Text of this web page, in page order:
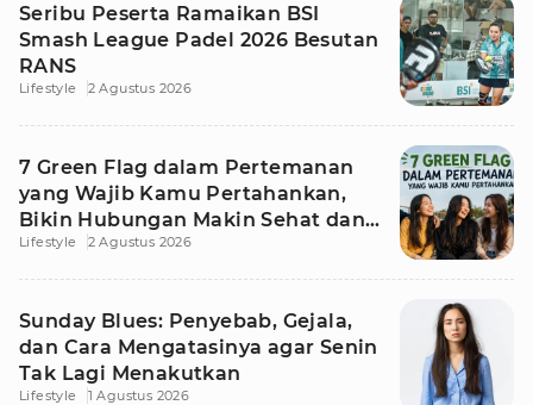
Seribu Peserta Ramaikan BSI
Smash League Padel 2026 Besutan
RANS
Lifestyle 2 Agustus 2026
7 Green Flag dalam Pertemanan
yang Wajib Kamu Pertahankan,
Bikin Hubungan Makin Sehat dan
Awet
Lifestyle 2 Agustus 2026
Sunday Blues: Penyebab, Gejala,
dan Cara Mengatasinya agar Senin
Tak Lagi Menakutkan
Lifestyle 1 Agustus 2026